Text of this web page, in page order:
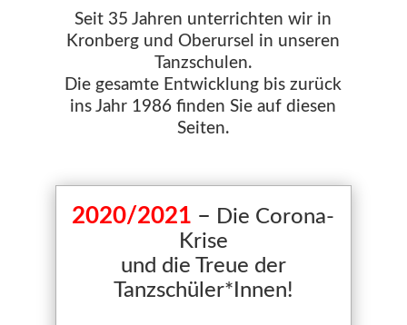
Seit 35 Jahren unterrichten wir in
Kronberg und Oberursel in unseren
Tanzschulen.
Die gesamte Entwicklung bis zurück
ins Jahr 1986 finden Sie auf diesen
Seiten.
2020/2021 – Die Corona-
Krise
und die Treue der
Tanzschüler*Innen!